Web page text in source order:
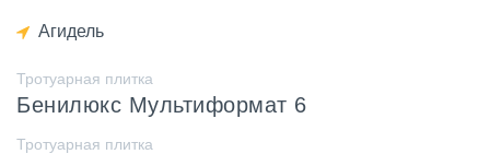
Агидель
Тротуарная плитка
Бенилюкс Мультиформат 6
Тротуарная плитка